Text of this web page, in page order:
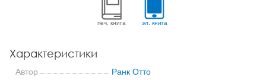
печ. книга эл. книга
Характеристики
Автор
Ранк Отто